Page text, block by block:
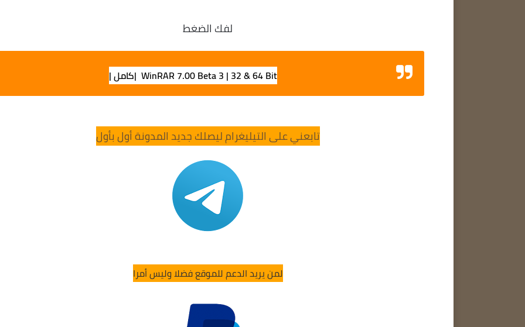
لفك الضغط
WinRAR 7.00 Beta 3 | 32 & 64 Bit |كامل |
تابعني على التيليغرام ليصلك جديد المدونة أول بأول
لمن يريد الدعم للموقع فضلا وليس أمرا